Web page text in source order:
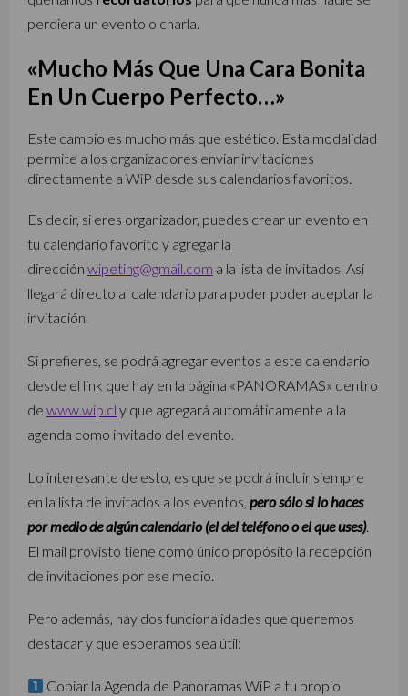
perdiera un evento o charla.
«Mucho Más Que Una Cara Bonita
En Un Cuerpo Perfecto…»
Este cambio es mucho más que estético. Esta modalidad
permite a los organizadores enviar invitaciones
directamente a WiP desde sus calendarios favoritos.
Es decir, si eres organizador, puedes crear un evento en
tu calendario favorito y agregar la
dirección wipeting@gmail.com a la lista de invitados. Así
llegará directo al calendario para poder poder aceptar la
invitación.
Si prefieres, se podrá agregar eventos a este calendario
desde el link que hay en la página «PANORAMAS» dentro
de www.wip.cl y que agregará automáticamente a la
agenda como invitado del evento.
Lo interesante de esto, es que se podrá incluir siempre
en la lista de invitados a los eventos, pero sólo si lo haces
por medio de algún calendario (el del teléfono o el que uses).
El mail provisto tiene como único propósito la recepción
de invitaciones por ese medio.
Pero además, hay dos funcionalidades que queremos
destacar y que esperamos sea útil:
Copiar la Agenda de Panoramas WiP a tu propio